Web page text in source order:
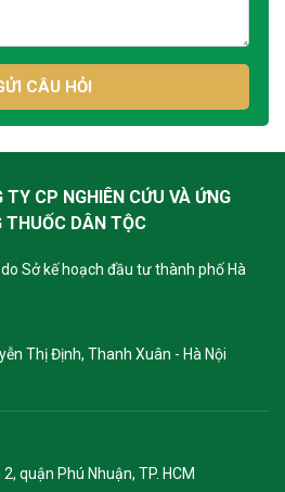
CÂU HỎI
TY CP NGHIÊN CỨU VÀ ỨNG
THUỐC DÂN TỘC
Sở kế hoạch đầu tư thành phố Hà
Thị Định, Thanh Xuân - Hà Nội
quận Phú Nhuận, TP. HCM